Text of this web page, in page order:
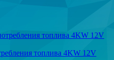
топлива 4KW 12V